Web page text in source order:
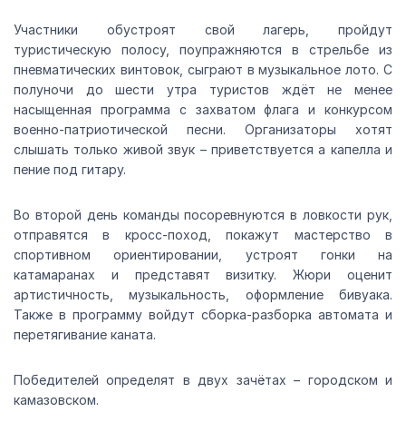
Участники обустроят свой лагерь, пройдут
туристическую полосу, поупражняются в стрельбе из
пневматических винтовок, сыграют в музыкальное лото. С
полуночи до шести утра туристов ждёт не менее
насыщенная программа с захватом флага и конкурсом
военно-патриотической песни. Организаторы хотят
слышать только живой звук – приветствуется а капелла и
пение под гитару.
Во второй день команды посоревнуются в ловкости рук,
отправятся в кросс-поход, покажут мастерство в
спортивном ориентировании, устроят гонки на
катамаранах и представят визитку. Жюри оценит
артистичность, музыкальность, оформление бивуака.
Также в программу войдут сборка-разборка автомата и
перетягивание каната.
Победителей определят в двух зачётах – городском и
камазовском.